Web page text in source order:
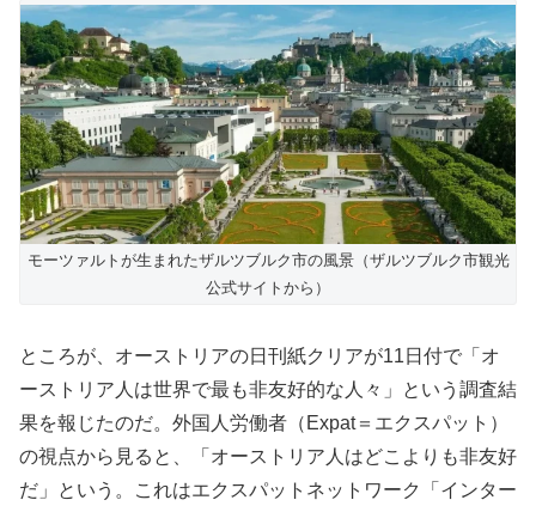
モーツァルトが生まれたザルツブルク市の風景（ザルツブルク市観光
公式サイトから）
ところが、オーストリアの日刊紙クリアが11日付で「オ
ーストリア人は世界で最も非友好的な人々」という調査結
果を報じたのだ。外国人労働者（Expat＝エクスパット）
の視点から見ると、「オーストリア人はどこよりも非友好
だ」という。これはエクスパットネットワーク「インター